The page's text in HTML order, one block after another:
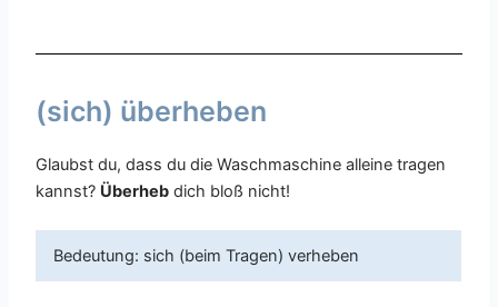
(sich) überheben
Glaubst du, dass du die Waschmaschine alleine tragen
kannst? Überheb dich bloß nicht!
Bedeutung: sich (beim Tragen) verheben